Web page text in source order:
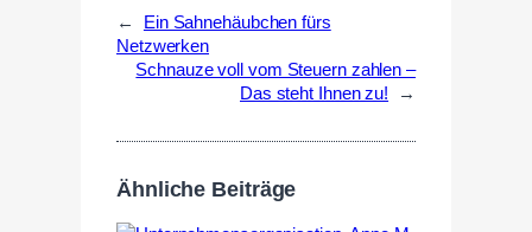
←
Ein Sahnehäubchen fürs
Netzwerken
Schnauze voll vom Steuern zahlen –
Das steht Ihnen zu!
→
Ähnliche Beiträge